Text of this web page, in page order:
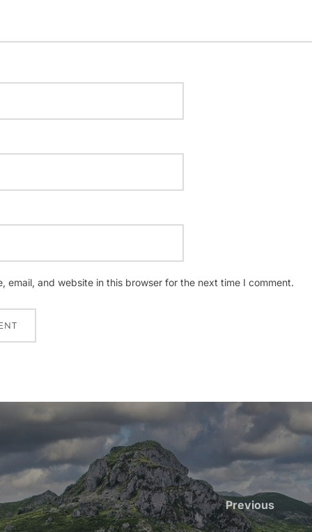
email, and website in this browser for the next time I comment.
Previous
Previous